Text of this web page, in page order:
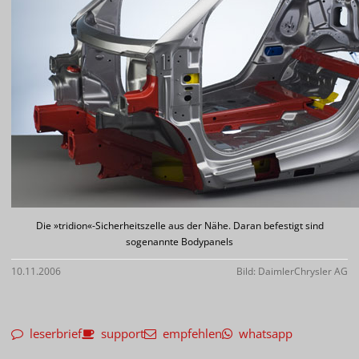
Die »tridion«-Sicherheitszelle aus der Nähe. Daran befestigt sind
sogenannte Bodypanels
10.11.2006 Bild: DaimlerChrysler AG
leserbrief support empfehlen whatsapp